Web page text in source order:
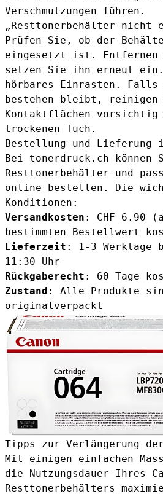
Verschmutzungen führen.
„Resttonerbehälter nicht
Prüfen Sie, ob der
eingesetzt ist. Entfernen
setzen Sie ihn erneut
hörbares Einrasten. Falls
bestehen bleibt, reinigen
Kontaktflächen vorsichtig
trockenen Tuch.
Bestellung und Lieferung
Bei tonerdruck.ch können
Resttonerbehälter und
online bestellen. Die
Konditionen:
Versandkosten : CHF 6.90
bestimmten Bestellwert
Lieferzeit : 1-3 Werktage
11:30 Uhr
Rückgaberecht : 60 Tage
Zustand : Alle Produkte
originalverpackt
Tipps zur Verlängerung der
Mit einigen einfachen
die Nutzungsdauer Ihres
Resttonerbehälters